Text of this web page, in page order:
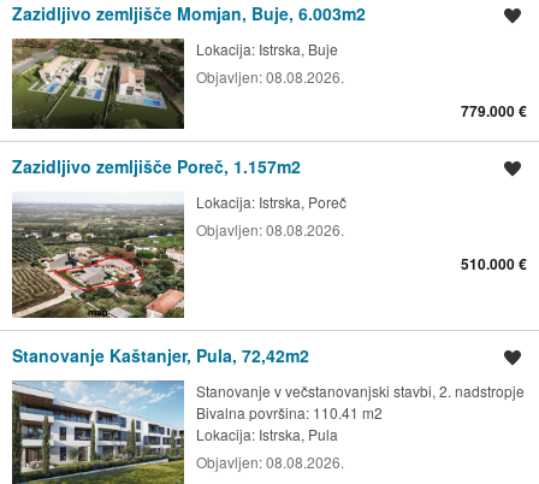
Zazidljivo zemljišče Momjan, Buje, 6.003m2
Lokacija: Istrska, Buje
Objavljen:08.08.2026.
779.000 €
Zazidljivo zemljišče Poreč, 1.157m2
Lokacija: Istrska, Poreč
Objavljen:08.08.2026.
510.000 €
Stanovanje Kaštanjer, Pula, 72,42m2
Stanovanje v večstanovanjski stavbi, 2. nadstropje
Bivalna površina: 110.41 m2
Lokacija: Istrska, Pula
Objavljen:08.08.2026.